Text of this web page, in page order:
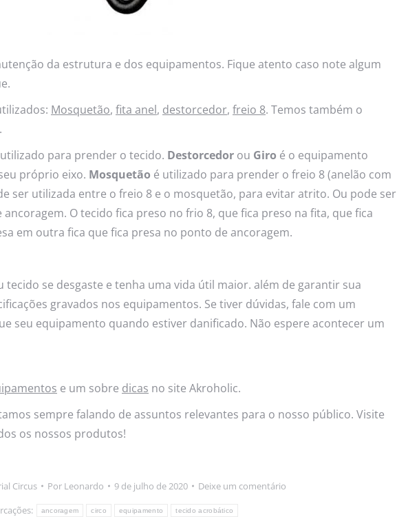
da estrutura e dos equipamentos. Fique atento caso note algum
Mosquetão, fita anel, destorcedor, freio 8. Temos também o
para prender o tecido. Destorcedor ou Giro é o equipamento
próprio eixo. Mosquetão é utilizado para prender o freio 8 (anelão com
ser utilizada entre o freio 8 e o mosquetão, para evitar atrito. Ou pode ser
O tecido fica preso no frio 8, que fica preso na fita, que fica
em outra fica que fica presa no ponto de ancoragem.
tecido se desgaste e tenha uma vida útil maior. além de garantir sua
gravados nos equipamentos. Se tiver dúvidas, fale com um
seu equipamento quando estiver danificado. Não espere acontecer um
e um sobre dicas no site Akroholic.
sempre falando de assuntos relevantes para o nosso público. Visite
os nossos produtos!
Circus Por Leonardo 9 de julho de 2020
Deixe um comentário
ancoragem circo equipamento tecido acrobático